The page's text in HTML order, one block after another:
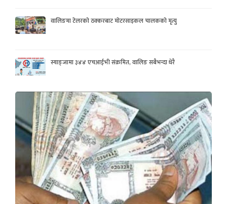
वालिङमा टेलरको ठक्करबाट मोटरसाइकल चालकको मृत्यु
स्याङ्जामा ३४४ एचआईभी संक्रमित, वालिङ सबैभन्दा धेरै